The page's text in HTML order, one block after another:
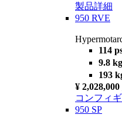
製品詳細
950 RVE
114
9.8
193
¥ 2,028,000
コンフィ
950 SP